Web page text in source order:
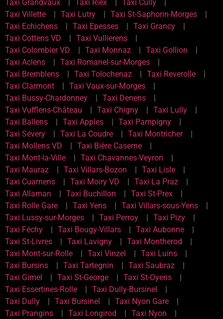
Taxi Grandvaux
Taxi Riex
Taxi Cully
Taxi Villette
Taxi Lutry
Taxi St-Saphorin-Morges
Taxi Echichens
Taxi Epesses
Taxi Grancy
Taxi Cottens VD
Taxi Vullierens
Taxi Colombier VD
Taxi Monnaz
Taxi Gollion
Taxi Aclens
Taxi Romanel-sur-Morges
Taxi Bremblens
Taxi Tolochenaz
Taxi Reverolle
Taxi Clarmont
Taxi Vaux-sur-Morges
Taxi Bussy-Chardonney
Taxi Denens
Taxi Vufflens-Château
Taxi Chigny
Taxi Lully
Taxi Ballens
Taxi Apples
Taxi Pampigny
Taxi Sévery
Taxi La Coudre
Taxi Montricher
Taxi Mollens VD
Taxi Bière Caserne
Taxi Mont-la-Ville
Taxi Chavannes-Veyron
Taxi Mauraz
Taxi Villars-Bozon
Taxi Lisle
Taxi Cuarnens
Taxi Moiry VD
Taxi La Praz
Taxi Allaman
Taxi Buchillon
Taxi St-Prex
Taxi Rolle Gare
Taxi Yens
Taxi Villars-sous-Yens
Taxi Lussy-sur-Morges
Taxi Perroy
Taxi Pizy
Taxi Féchy
Taxi Bougy-Villars
Taxi Aubonne
Taxi St-Livres
Taxi Lavigny
Taxi Montherod
Taxi Mont-sur-Rolle
Taxi Vinzel
Taxi Luins
Taxi Bursins
Taxi Tartegnin
Taxi Saubraz
Taxi Gimel
Taxi St-George
Taxi St-Oyens
Taxi Essertines-Rolle
Taxi Dully-Bursinel
Taxi Dully
Taxi Bursinel
Taxi Nyon Gare
Taxi Prangins
Taxi Longirod
Taxi Nyon